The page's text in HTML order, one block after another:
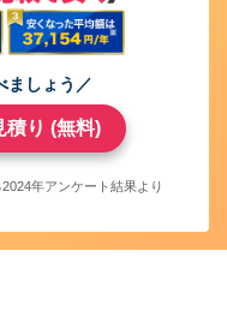
ましょう／
積り (無料)
年アンケート結果より